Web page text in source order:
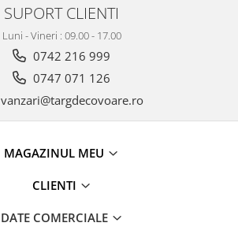
SUPORT CLIENTI
Luni - Vineri : 09.00 - 17.00
0742 216 999
0747 071 126
vanzari@targdecovoare.ro
MAGAZINUL MEU
CLIENTI
DATE COMERCIALE